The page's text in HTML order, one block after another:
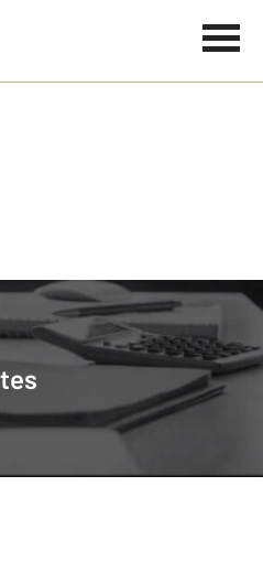
Nos dernières ventes
vendus près de